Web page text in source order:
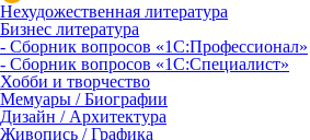
Нехудожественная литература
Бизнес литература
- Сборник вопросов «1С:Профессионал»
- Сборник вопросов «1С:Специалист»
Хобби и творчество
Мемуары / Биографии
Дизайн / Архитектура
Живопись / Графика